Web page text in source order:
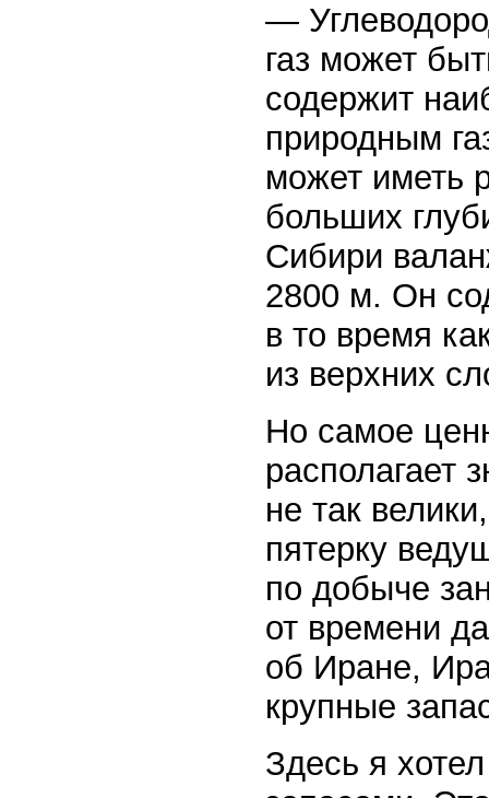
—
газ может
содержит
природным
может иметь
больших
Сибири
2800 м. Он
в то время
из верхних
Но самое
располагает
не так
пятерку
по добыче
от времени
об Иране,
крупные
Здесь я